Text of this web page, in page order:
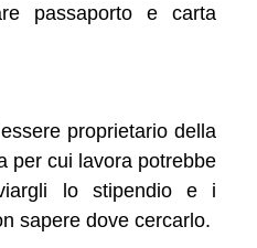
passaporto e carta
proprietario della
per cui lavora potrebbe
lo stipendio e i
sapere dove cercarlo.